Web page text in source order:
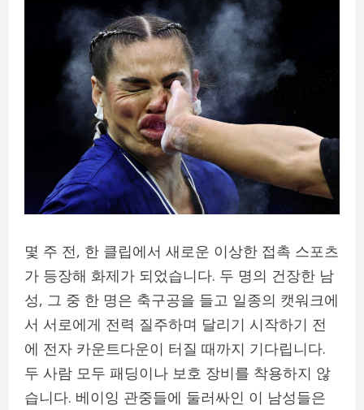
몇 주 전, 한 클립에서 새로운 이상한 접촉 스포츠
가 등장해 화제가 되었습니다. 두 명의 건장한 남
성, 그 중 한 명은 축구공을 들고 일종의 캣워크에
서 서로에게 전력 질주하며 달리기 시작하기 전
에 전자 카운트다운이 터질 때까지 기다립니다.
두 사람 모두 패딩이나 보호 장비를 착용하지 않
습니다. 베이잉 관중들에 둘러싸인 이 남성들은